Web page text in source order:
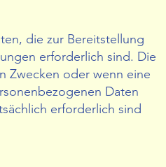
die zur Bereitstellung
erforderlich sind. Die
Zwecken oder wenn eine
Daten
erforderlich sind